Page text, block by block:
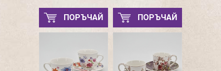
ПОРЪЧАЙ ПОРЪЧАЙ